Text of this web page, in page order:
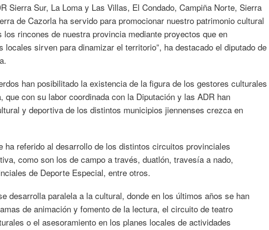
Sierra Sur, La Loma y Las Villas, El Condado, Campiña Norte, Sierra
de Cazorla ha servido para promocionar nuestro patrimonio cultural
rincones de nuestra provincia mediante proyectos que en
locales sirven para dinamizar el territorio”, ha destacado el diputado de
han posibilitado la existencia de la figura de los gestores culturales
con su labor coordinada con la Diputación y las ADR han
y deportiva de los distintos municipios jiennenses crezca en
ha referido al desarrollo de los distintos circuitos provinciales
como son los de campo a través, duatlón, travesía a nado,
de Deporte Especial, entre otros.
desarrolla paralela a la cultural, donde en los últimos años se han
de animación y fomento de la lectura, el circuito de teatro
o el asesoramiento en los planes locales de actividades